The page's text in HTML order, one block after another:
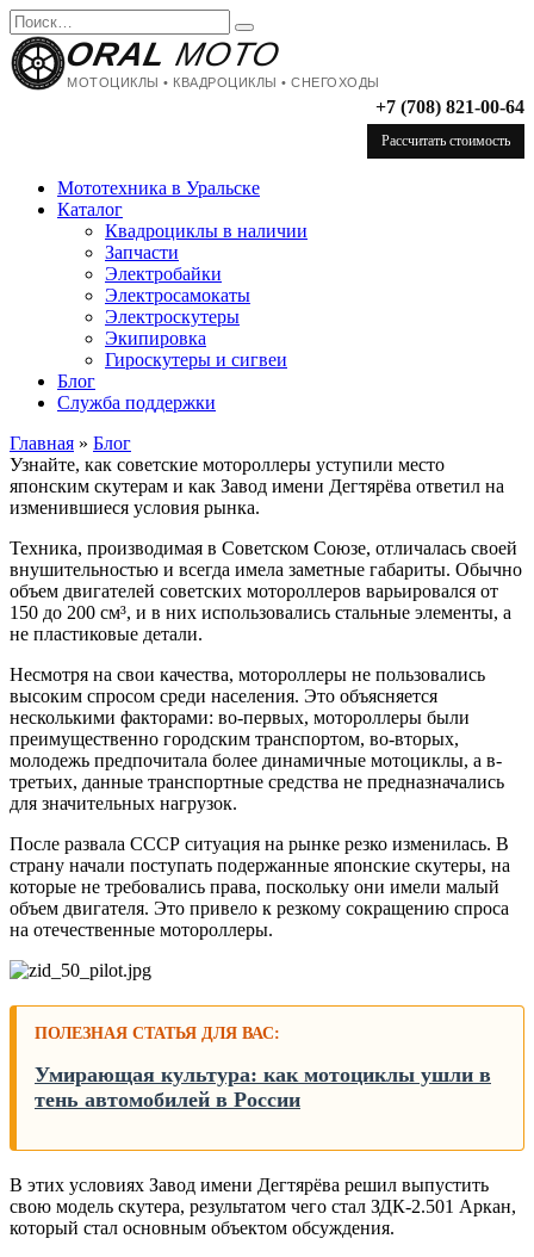
Перейти
к
содержанию
Search
for:
ORAL MOTO
МОТОЦИКЛЫ • КВАДРОЦИКЛЫ • СНЕГОХОДЫ
+7 (708) 821-00-64
Рассчитать стоимость
Мототехника в Уральске
Каталог
Квадроциклы в наличии
Запчасти
Электробайки
Электросамокаты
Электроскутеры
Экипировка
Гироскутеры и сигвеи
Блог
Служба поддержки
Главная » Блог
Узнайте, как советские мотороллеры уступили место
японским скутерам и как Завод имени Дегтярёва ответил на
изменившиеся условия рынка.
Техника, производимая в Советском Союзе, отличалась своей
внушительностью и всегда имела заметные габариты. Обычно
объем двигателей советских мотороллеров варьировался от
150 до 200 см³, и в них использовались стальные элементы, а
не пластиковые детали.
Несмотря на свои качества, мотороллеры не пользовались
высоким спросом среди населения. Это объясняется
несколькими факторами: во-первых, мотороллеры были
преимущественно городским транспортом, во-вторых,
молодежь предпочитала более динамичные мотоциклы, а в-
третьих, данные транспортные средства не предназначались
для значительных нагрузок.
После развала СССР ситуация на рынке резко изменилась. В
страну начали поступать подержанные японские скутеры, на
которые не требовались права, поскольку они имели малый
объем двигателя. Это привело к резкому сокращению спроса
на отечественные мотороллеры.
ПОЛЕЗНАЯ СТАТЬЯ ДЛЯ ВАС:
Умирающая культура: как мотоциклы ушли в
тень автомобилей в России
В этих условиях Завод имени Дегтярёва решил выпустить
свою модель скутера, результатом чего стал ЗДК-2.501 Аркан,
который стал основным объектом обсуждения.